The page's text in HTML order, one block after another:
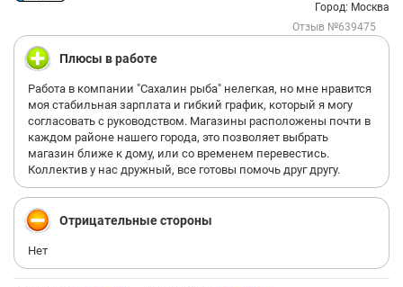
Город: Москва
Отзыв №639475
Плюсы в работе
Работа в компании "Сахалин рыба" нелегкая, но мне нравится
моя стабильная зарплата и гибкий график, который я могу
согласовать с руководством. Магазины расположены почти в
каждом районе нашего города, это позволяет выбрать
магазин ближе к дому, или со временем перевестись.
Коллектив у нас дружный, все готовы помочь друг другу.
Отрицательные стороны
Нет